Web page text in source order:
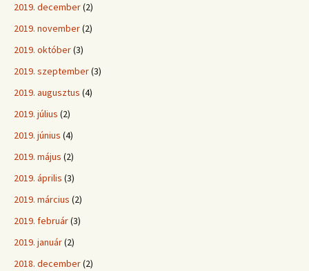
2019. december(2)
2019. november(2)
2019. október(3)
2019. szeptember(3)
2019. augusztus (4)
2019. július (2)
2019. június (4)
2019. május (2)
2019. április (3)
2019. március (2)
2019. február(3)
2019. január(2)
2018. december(2)